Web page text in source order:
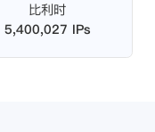
比利时
5,400,027 IPs